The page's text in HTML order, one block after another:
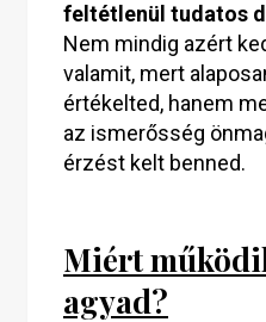
feltétlenül tudatos
Nem mindig azért
valamit, mert
értékelted, hanem
az ismerősség
érzést kelt benned.
Miért
agyad?